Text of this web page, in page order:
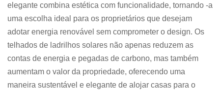
elegante combina estética com funcionalidade, tornando -a
uma escolha ideal para os proprietários que desejam
adotar energia renovável sem comprometer o design. Os
telhados de ladrilhos solares não apenas reduzem as
contas de energia e pegadas de carbono, mas também
aumentam o valor da propriedade, oferecendo uma
maneira sustentável e elegante de alojar casas para o